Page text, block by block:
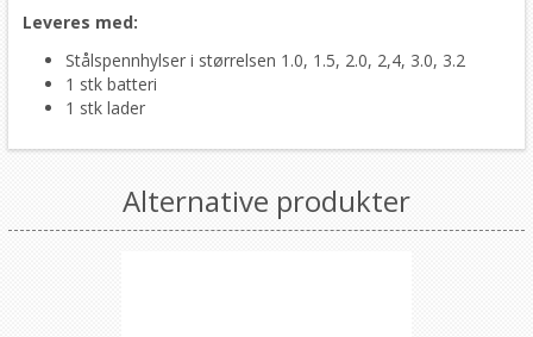
Leveres med:
Stålspennhylseri størrelsen 1.0, 1.5, 2.0, 2,4, 3.0, 3.2
1 stk batteri
1 stk lader
Alternative produkter